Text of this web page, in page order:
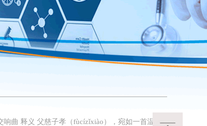
曲 释义 父慈子孝（fùcízǐxiào），宛如一首温馨